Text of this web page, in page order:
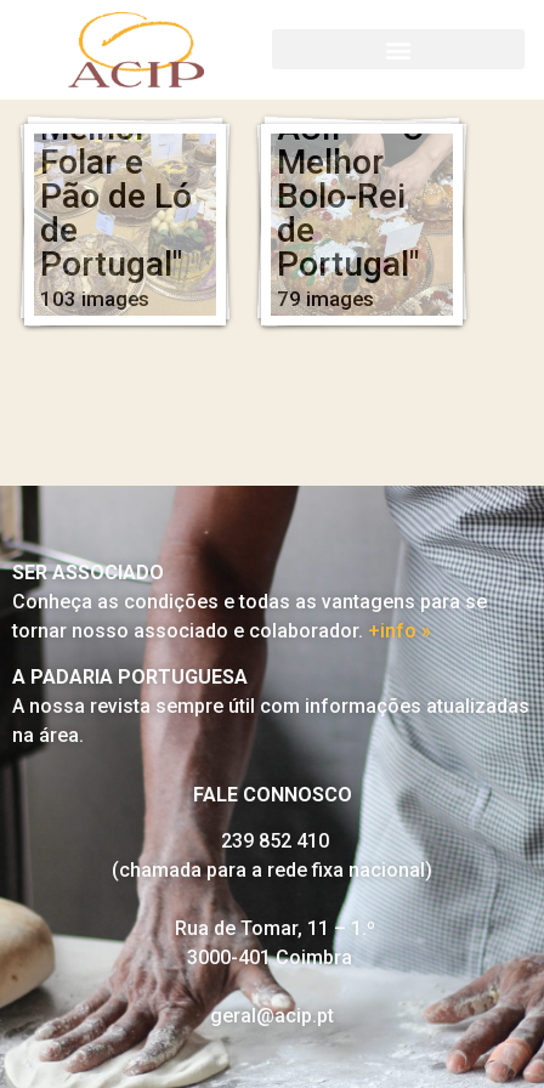
VIII
Concurso
ACIP – "O
Melhor
Folar e
Pão de Ló
de
Portugal"
103 images
Concurso
ACIP – "O
Melhor
Bolo-Rei
de
Portugal"
79 images
SER ASSOCIADO
Conheça as condições e todas as vantagens para se
tornar nosso associado e colaborador. +info »
A PADARIA PORTUGUESA
A nossa revista sempre útil com informações atualizadas
na área.
FALE CONNOSCO
239 852 410
(chamada para a rede fixa nacional)
Rua de Tomar, 11 – 1.º
3000-401 Coimbra
geral@acip.pt